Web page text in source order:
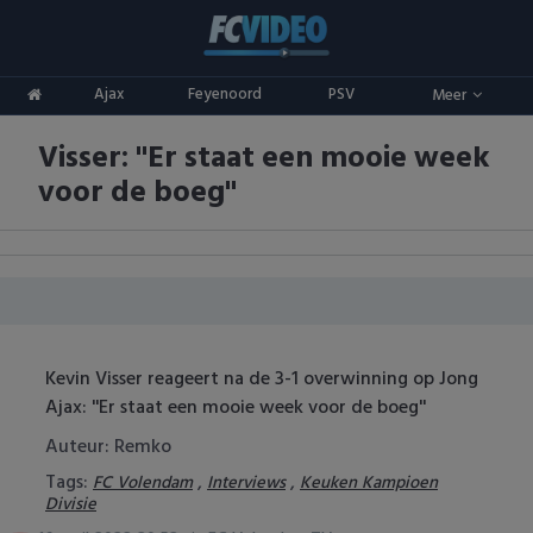
Ajax Feyenoord PSV Meer
ADO Den Haag
Ajax
FC Twente
FC Utrecht
Feyenoord
Competities
Eredivisie
Keuken Kampioen Divisie
Vrouwenvoetbal
Champions League
Europa League
Oranje
Visser: ''Er staat een mooie week
voor de boeg''
Kevin Visser reageert na de 3-1 overwinning op Jong
Ajax: ''Er staat een mooie week voor de boeg''
Auteur: Remko
Tags: FC Volendam, Interviews, Keuken Kampioen
Divisie